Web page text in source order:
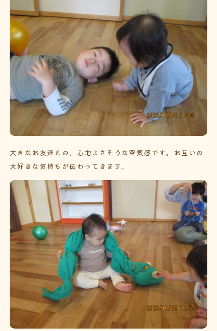
大きなお友達との、心地よさそうな空気感です。お互いの
大好きな気持ちが伝わってきます。